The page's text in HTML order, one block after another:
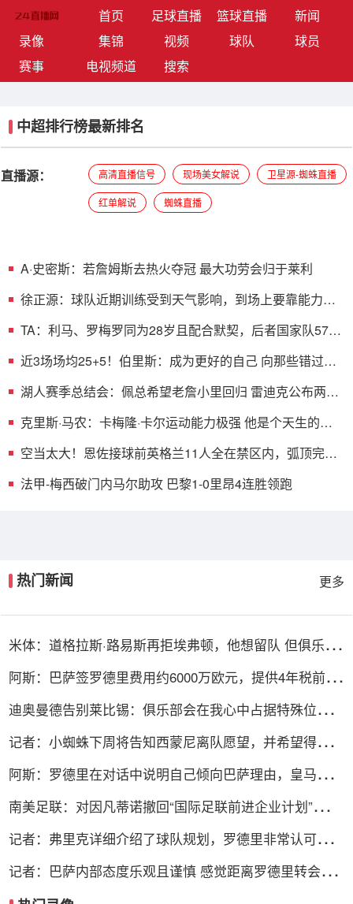
首页(current)足球直播 篮球直播
新闻
录像
集锦 视频 球队
球员
赛事
电视频道 搜索
中超排行榜最新排名
直播源： 高清直播信号 现场美女解说 卫星源-蜘蛛直播
红单解说 蜘蛛直播
A·史密斯：若詹姆斯去热火夺冠 最大功劳会归于莱利
徐正源：球队近期训练受到天气影响，到场上要靠能力、
TA：利马、罗梅罗同为28岁且配合默契，后者国家队57场
近3场场均25+5！伯里斯：成为更好的自己 向那些错过我
湖人赛季总结会：佩总希望老詹小里回归 雷迪克公布两大
克里斯·马农：卡梅隆·卡尔运动能力极强 他是个天生的得
空当太大！恩佐接球前英格兰11人全在禁区内，弧顶完全
法甲-梅西破门内马尔助攻 巴黎1-0里昂4连胜领跑
热门新闻 更多
米体：道格拉斯·路易斯再拒埃弗顿，他想留队 但俱乐部
阿斯：巴萨签罗德里费用约6000万欧元，提供4年税前
迪奥曼德告别莱比锡：俱乐部会在我心中占据特殊位置，
记者：小蜘蛛下周将告知西蒙尼离队愿望，并希望得到理
阿斯：罗德里在对话中说明自己倾向巴萨理由，皇马对此
南美足联：对因凡蒂诺撤回“国际足联前进企业计划”提案
记者：弗里克详细介绍了球队规划，罗德里非常认可并选
记者：巴萨内部态度乐观且谨慎 感觉距离罗德里转会完